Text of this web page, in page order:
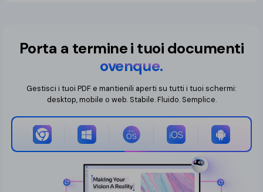
Porta a termine i tuoi documenti
ovenque.
Gestisci i tuoi PDF e mantienili aperti su tutti i tuoi schermi:
desktop, mobile o web. Stabile. Fluido. Semplice.